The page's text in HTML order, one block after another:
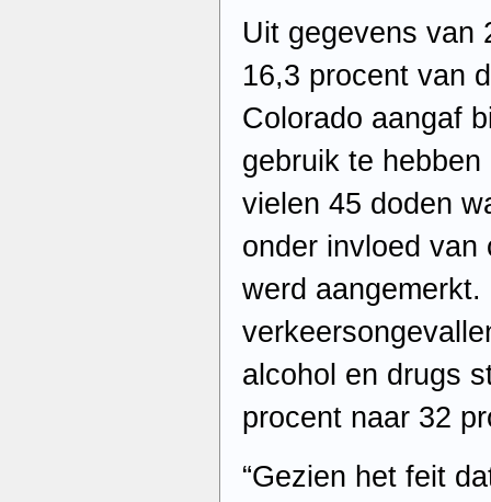
Uit gegevens van
16,3 procent van
Colorado aangaf
gebruik te
vielen 45 doden
onder invloed van
werd
alcohol en drugs
procent naar 32
“Gezien het feit